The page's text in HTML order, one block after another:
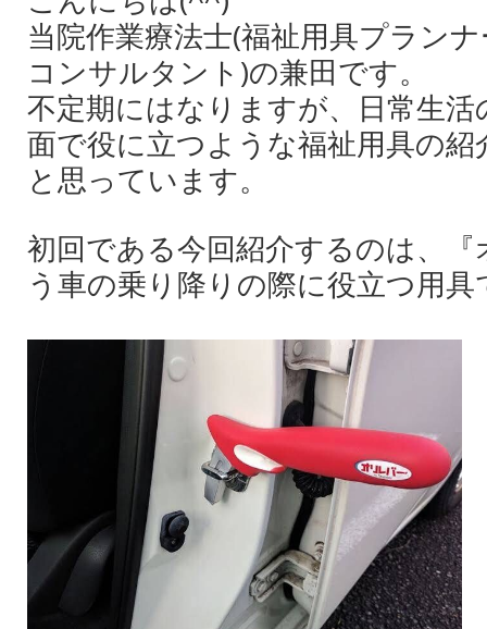
当院作業療法士(福祉用具プラン
コンサルタント)の兼田です。
不定期にはなりますが、日常生
面で役に立つような福祉用具の
と思っています。
初回である今回紹介するのは、
う車の乗り降りの際に役立つ用具